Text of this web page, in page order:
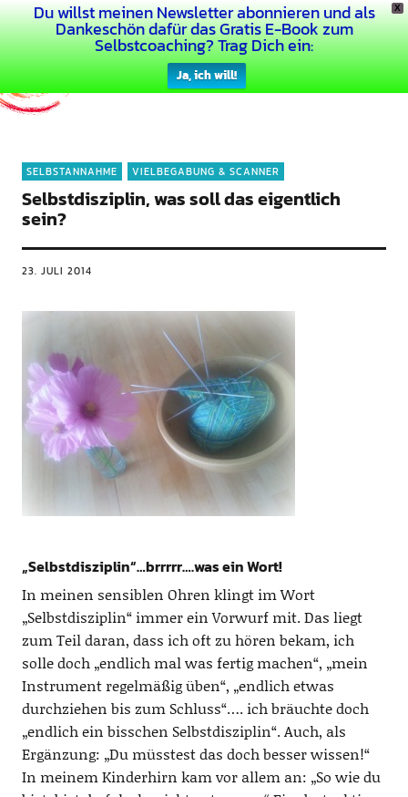
X
Du willst meinen Newsletter abonnieren und als
Dankeschön dafür das Gratis E-Book zum
Selbstcoaching? Trag Dich ein:
Ja, ich will!
Dein Buntes Leben
SELBSTANNAHME VIELBEGABUNG & SCANNER
Selbstdisziplin, was soll das eigentlich
sein?
23. JULI 2014
„Selbstdisziplin“…brrrrr….was ein Wort!
In meinen sensiblen Ohren klingt im Wort
„Selbstdisziplin“ immer ein Vorwurf mit. Das liegt
zum Teil daran, dass ich oft zu hören bekam, ich
solle doch „endlich mal was fertig machen“, „mein
Instrument regelmäßig üben“, „endlich etwas
durchziehen bis zum Schluss“…. ich bräuchte doch
„endlich ein bisschen Selbstdisziplin“. Auch, als
Ergänzung: „Du müsstest das doch besser wissen!“
In meinem Kinderhirn kam vor allem an: „So wie du